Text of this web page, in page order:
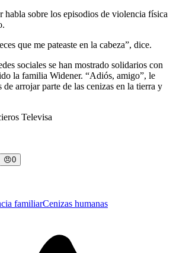
habla sobre los episodios de violencia física
que me pateaste en la cabeza”, dice.
sociales se han mostrado solidarios con
la familia Widener. “Adiós, amigo”, le
de arrojar parte de las cenizas en la tierra y
Televisa
😠0
familiarCenizas humanas